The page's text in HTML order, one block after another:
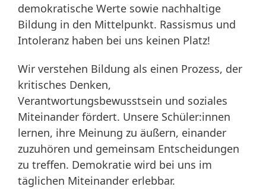
demokratische Werte sowie nachhaltige
Bildung in den Mittelpunkt. Rassismus und
Intoleranz haben bei uns keinen Platz!
Wir verstehen Bildung als einen Prozess, der
kritisches Denken,
Verantwortungsbewusstsein und soziales
Miteinander fördert. Unsere Schüler:innen
lernen, ihre Meinung zu äußern, einander
zuzuhören und gemeinsam Entscheidungen
zu treffen. Demokratie wird bei uns im
täglichen Miteinander erlebbar.